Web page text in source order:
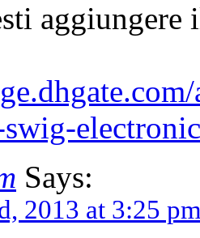
Says:
2013 at 3:25